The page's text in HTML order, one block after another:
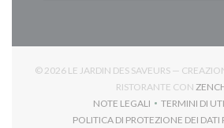
© 2026 LE JARDIN DES SAVEURS —
RISTORANTE CON
NOTE LEGALI
((APRE UNA NUOVA
TERMINI DI
POLITICA DI PROTEZIONE DEI DATI